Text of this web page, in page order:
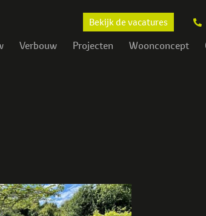
Bekijk de vacatures
Verbouw Projecten Woonconcept